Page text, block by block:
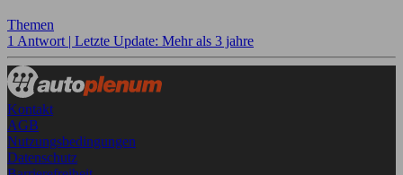
Themen
1 Antwort | Letzte Update: Mehr als 3 jahre
Kontakt
AGB
Nutzungsbedingungen
Datenschutz